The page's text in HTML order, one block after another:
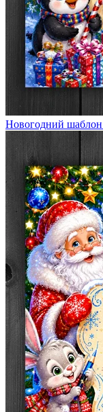
Новогодний шаблон